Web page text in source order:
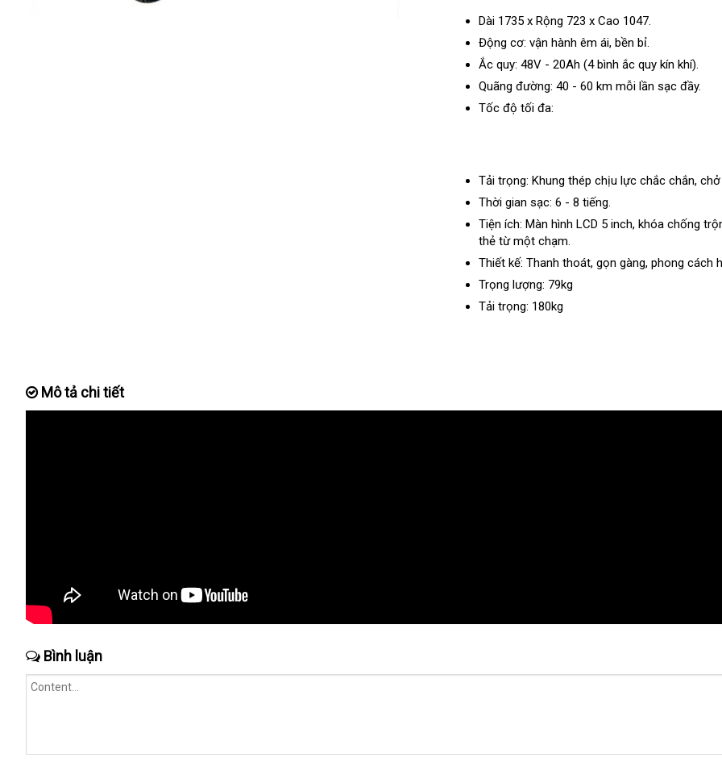
Dài 1735 x Rộng 723 x Cao 1047.
Động cơ: vận hành êm ái, bền bỉ.
Ắc quy: 48V - 20Ah (4 bình ắc quy kín khí).
Quãng đường: 40 - 60 km mỗi lần sạc đầy.
Tốc độ tối đa:
Tải trọng: Khung thép chịu lực chắc chắn,
Thời gian sạc: 6 - 8 tiếng.
Tiện ích: Màn hình LCD 5 inch, khóa chống
thẻ từ một chạm.
Thiết kế: Thanh thoát, gọn gàng, phong cách
Trọng lượng: 79kg
Tải trọng: 180kg
Mô tả chi tiết
Bình luận